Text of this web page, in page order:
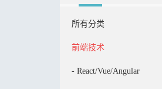
所有分类
前端技术
- React/Vue/Angular